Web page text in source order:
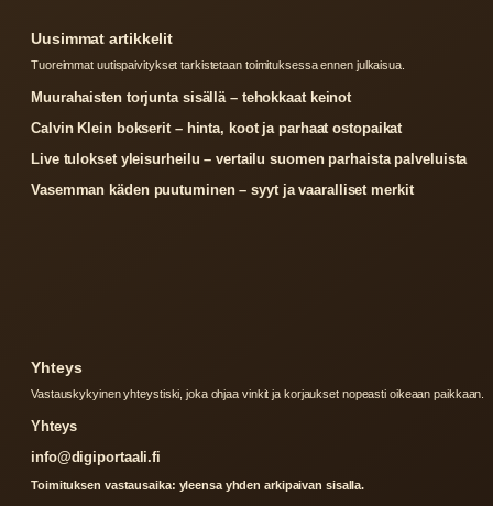
Uusimmat artikkelit
Tuoreimmat uutispaivitykset tarkistetaan toimituksessa ennen julkaisua.
Muurahaisten torjunta sisällä – tehokkaat keinot
Calvin Klein bokserit – hinta, koot ja parhaat ostopaikat
Live tulokset yleisurheilu – vertailu suomen parhaista palveluista
Vasemman käden puutuminen – syyt ja vaaralliset merkit
Yhteys
Vastauskykyinen yhteystiski, joka ohjaa vinkit ja korjaukset nopeasti oikeaan paikkaan.
Yhteys
info@digiportaali.fi
Toimituksen vastausaika: yleensa yhden arkipaivan sisalla.